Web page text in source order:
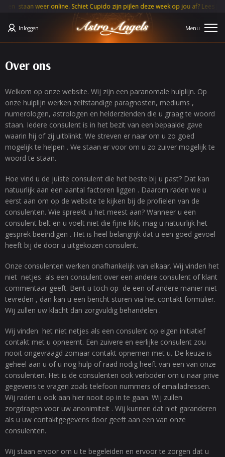
weer online. Schiet Cupido zijn pijlen deze week op jou af? Lees je
Inloggen
Over ons
Welkom op onze website. Wij zijn een paranomale hulplijn. Op
onze hulplijn werken zelfstandige paragnosten, mediums ,
numerologen, astrologen en helderzienden die u graag te woord
staan. Iedere consulent is in het bezit van een bepaalde gave
waarin hij of zij uitblinkt. We streven er naar om u zo goed
mogelijk te helpen . We staan er voor om u zo zuiver mogelijk te
woord te staan.
Hoe vind u de juiste consulent die het beste bij u past? Dat kan
natuurlijk aan een aantal factoren liggen . Daarom raden we u
eerst aan om op de website te kijken bij de profielen van de
consulenten. Wie spreekt u het meest aan? Wanneer u een
consulent belt en u voelt niet die fijne klik, mag u natuurlijk het
gesprek beeindigen . Het is heel belangrijk dat u een goed gevoel
heeft bij de door u uitgekozen consulent.
Onze consulenten werken onafhankelijk van elkaar. Wij vinden het
niet netjes als een consulent over een andere consulent of klant
commentaar geeft. Bent u toch op de een of andere manier niet
tevreden , dan kan u een bericht sturen via het contakt formulier.
Wij zullen uw klacht dan zorgvuldig behandelen .
Wij vinden het niet netjes als een consulent op eigen initiatief
contakt met u opneemt. Een zuivere en eerlijke consulent zou
nooit ongevraagd zomaar contakt opnemen met u. De keuze is
geheel aan u of u nog hulp of raad nodig heeft van een van onze
consulenten. Het is de consulenten ook verboden om u naar prive
gegevens te vragen zoals telefoon nummers of emailadressen.
Wij raden u ook aan hier nooit op in te gaan. Wij zullen
zorgdragen voor uw anonimiteit . Wij kunnen dat niet garanderen
als u uw contaktgegevens door geeft aan een van onze
consulenten.
Wij staan ervoor om u te begeleiden en ervoor te zorgen dat u